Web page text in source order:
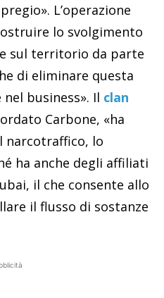
L’operazione
lo svolgimento
sul territorio da parte
di eliminare questa
business». Il clan
Carbone, «ha
narcotraffico, lo
ha anche degli affiliati
il che consente allo
il flusso di sostanze